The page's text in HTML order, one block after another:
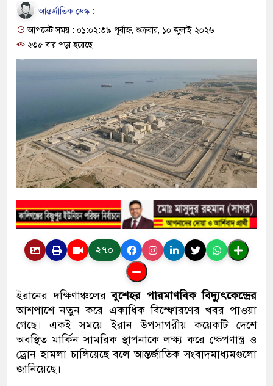
আন্তর্জাতিক ডেস্ক :
আপডেট সময় : ০১:০২:৩৯ পূর্বাহ্ণ, শুক্রবার, ১০ জুলাই ২০২৬
২৩৫ বার পড়া হয়েছে
২৭০
ইরানের দক্ষিণাঞ্চলেরবুশেহর পারমাণবিক বিদ্যুৎকেন্দ্রের
আশপাশে নতুন করে একাধিক বিস্ফোরণের খবর পাওয়া
গেছে। একই সময়ে ইরান উপসাগরীয় কয়েকটি দেশে
অবস্থিত মার্কিন সামরিক স্থাপনাকে লক্ষ্য করে ক্ষেপণাস্ত্র ও
ড্রোন হামলা চালিয়েছে বলে আন্তর্জাতিক সংবাদমাধ্যমগুলো
জানিয়েছে।